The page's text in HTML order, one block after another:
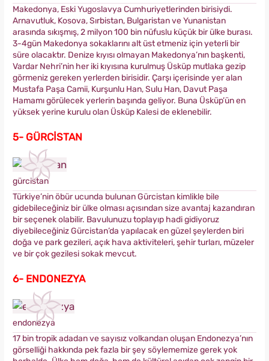
Makedonya, Eski Yugoslavya Cumhuriyetlerinden birisiydi.
Arnavutluk, Kosova, Sırbistan, Bulgaristan ve Yunanistan
arasında sıkışmış, 2 milyon 100 bin nüfuslu küçük bir ülke burası.
3-4gün Makedonya sokaklarını alt üst etmeniz için yeterli bir
süre olacaktır. Denize kıyısı olmayan Makedonya’nın başkenti,
Vardar Nehri’nin her iki kıyısına kurulmuş Üsküp mutlaka gezip
görmeniz gereken yerlerden birisidir. Çarşı içerisinde yer alan
Mustafa Paşa Camii, Kurşunlu Han, Sulu Han, Davut Paşa
Hamamı görülecek yerlerin başında geliyor. Buna Üsküp’ün en
yüksek yerine kurulu olan Üsküp Kalesi de eklenebilir.
5- GÜRCİSTAN
gürcistan
Türkiye’nin öbür ucunda bulunan Gürcistan kimlikle bile
gidebileceğiniz bir ülke olması açısından size avantaj kazandıran
bir seçenek olabilir. Bavulunuzu toplayıp hadi gidiyoruz
diyebileceğiniz Gürcistan’da yapılacak en güzel şeylerden biri
doğa ve park gezileri, açık hava aktiviteleri, şehir turları, müzeler
ve bir çok gezilesi sokak mevcut.
6- ENDONEZYA
endonezya
17 bin tropik adadan ve sayısız volkandan oluşan Endonezya’nın
görselliği hakkında pek fazla bir şey söylememize gerek yok